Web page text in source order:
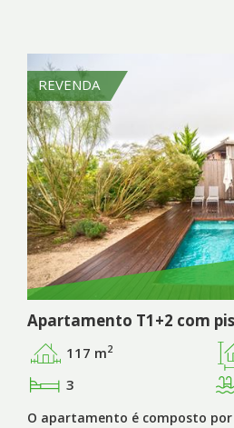
REVENDA
117 m2
3
O apartamento é composto